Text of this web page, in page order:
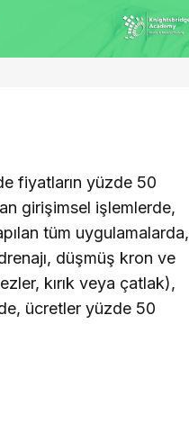
fiyatların yüzde 50
girişimsel işlemlerde,
tüm uygulamalarda,
düşmüş kron ve
kırık veya çatlak),
ücretler yüzde 50